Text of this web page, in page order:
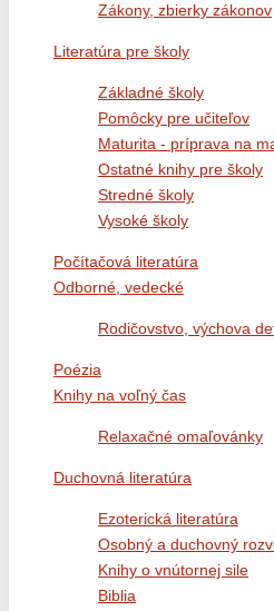
Zákony, zbierky zákonov
Literatúra pre školy
Základné školy
Pomôcky pre učiteľov
Maturita - príprava na
Ostatné knihy pre školy
Stredné školy
Vysoké školy
Počítačová literatúra
Odborné, vedecké
Rodičovstvo, výchova
Poézia
Knihy na voľný čas
Relaxačné omaľovánky
Duchovná literatúra
Ezoterická literatúra
Osobný a duchovný
Knihy o vnútornej sile
Biblia